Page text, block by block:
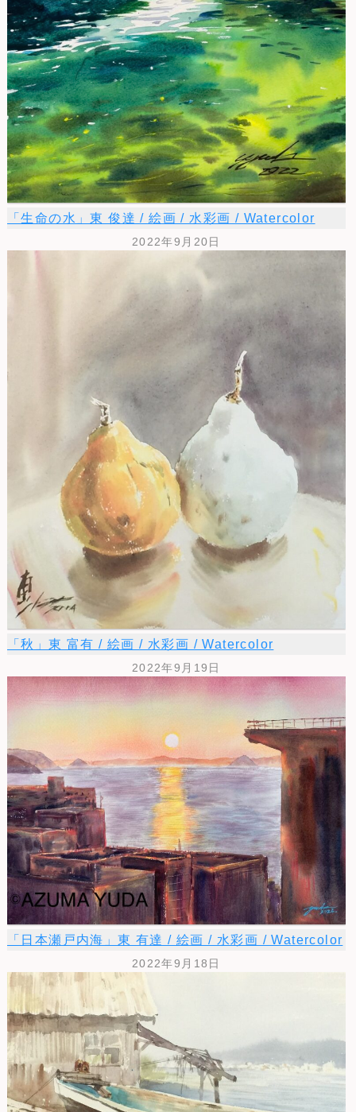
「生命の水」東 俊達 / 絵画 / 水彩画 / Watercolor
2022年9月20日
「秋」東 富有 / 絵画 / 水彩画 / Watercolor
2022年9月19日
「日本瀬戸内海」東 有達 / 絵画 / 水彩画 / Watercolor
2022年9月18日